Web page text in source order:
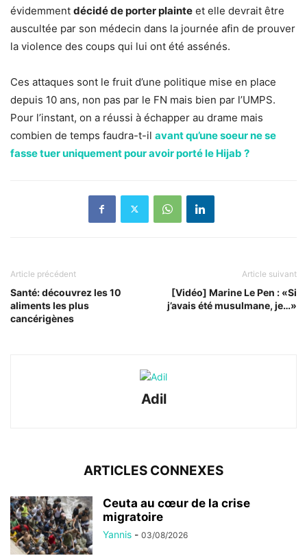
évidemment décidé de porter plainte et elle devrait être
auscultée par son médecin dans la journée afin de prouver
la violence des coups qui lui ont été assénés.
Ces attaques sont le fruit d’une politique mise en place
depuis 10 ans, non pas par le FN mais bien par l’UMPS.
Pour l’instant, on a réussi à échapper au drame mais
combien de temps faudra-t-il avant qu’une soeur ne se
fasse tuer uniquement pour avoir porté le Hijab ?
Article précédent
Santé: découvrez les 10
aliments les plus
cancérigènes
Article suivant
[Vidéo] Marine Le Pen : «Si
j’avais été musulmane, je…»
Adil
ARTICLES CONNEXES
Ceuta au cœur de la crise
migratoire
Yannis - 03/08/2026